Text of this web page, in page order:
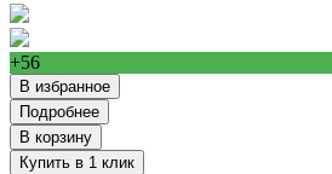
+56
В избранное
Подробнее
В корзину
Купить в 1 клик